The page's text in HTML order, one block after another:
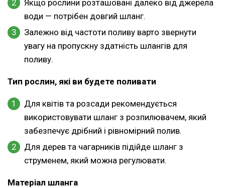
Якщо рослини розташовані далеко від джерела
води — потрібен довгий шланг.
Залежно від частоти поливу варто звернути
увагу на пропускну здатність шлангів для
поливу.
Тип рослин, які ви будете поливати
Для квітів та розсади рекомендується
використовувати шланг з розпилювачем, який
забезпечує дрібний і рівномірний полив.
Для дерев та чагарників підійде шланг з
струменем, який можна регулювати.
Матеріал шланга